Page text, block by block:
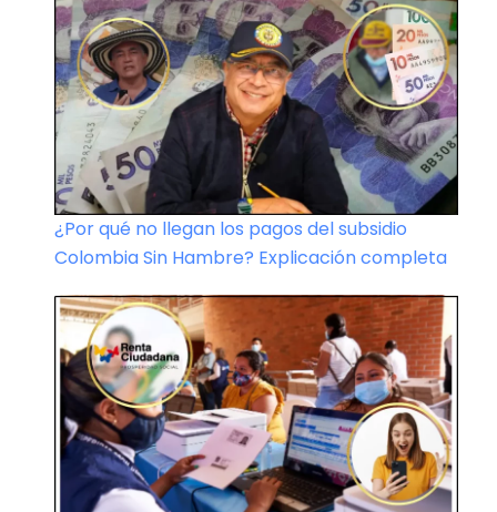
¿Por qué no llegan los pagos del subsidio
Colombia Sin Hambre? Explicación completa